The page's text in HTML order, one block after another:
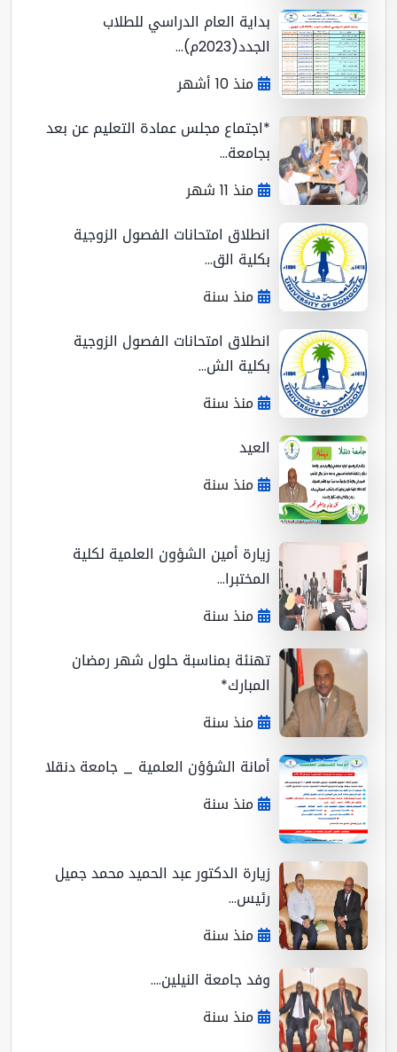
بداية العام الدراسي للطلاب
الجدد(2023م)...
منذ 10 أشهر
*اجتماع مجلس عمادة التعليم عن بعد
بجامعة...
منذ 11 شهر
انطلاق امتحانات الفصول الزوجية
بكلية الق...
منذ سنة
انطلاق امتحانات الفصول الزوجية
بكلية الش...
منذ سنة
العيد
منذ سنة
زيارة أمين الشؤون العلمية لكلية
المختبرا...
منذ سنة
تهنئة بمناسبة حلول شهر رمضان
المبارك*
منذ سنة
أمانة الشؤؤن العلمية _ جامعة دنقلا
منذ سنة
زيارة الدكتور عبد الحميد محمد جميل
رئيس...
منذ سنة
وفد جامعة النيلين....
منذ سنة